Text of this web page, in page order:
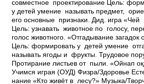
совместное проектирование Цель:
у детей умение называть предмет,
его основные признаки. Дид. игра «Чей
Цель: узнавать животное по голосу,
голос животного. «Отгадывание загадок
Цель: формировать у детей умение
называть ягоды и фрукты. Трудовое
Протирание листьев от пыли. «Ойнап
Учимся играя (ОУД) Физ­ра/Здоровье
нание «Кто живёт в лесу?» Музыка/